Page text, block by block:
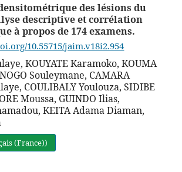
des lésions du
descriptive et corrélation
à propos de 174 examens.
10.55715/jaim.v18i2.954
KOUYATE Karamoko, KOUMA
Souleymane, CAMARA
COULIBALY Youlouza, SIDIBE
Moussa, GUINDO Ilias,
KEITA Adama Diaman,
(France))